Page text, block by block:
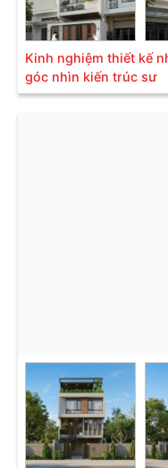
Kinh nghiệm thiết kế
góc nhìn kiến trúc sư